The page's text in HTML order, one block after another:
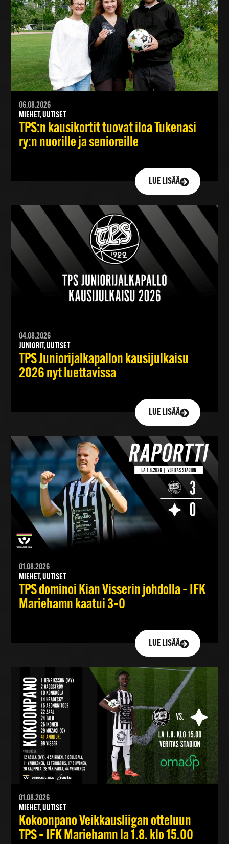
06.08.2026
MIEHET, UUTISET
TPS:n kausikortit tuovat iloa Tukenasi
ry:n nuorille ja senioreille
LUE LISÄÄ
04.08.2026
JUNIORIT, UUTISET
TPS Juniorijalkapallon kausijulkaisu
2026 nyt luettavissa
LUE LISÄÄ
01.08.2026
MIEHET, UUTISET
TPS dominoi Kian Visserin johdolla – IFK
Mariehamn kaatui 3–0
LUE LISÄÄ
01.08.2026
MIEHET, UUTISET
Kokoonpano Veikkausliigan otteluun
TPS – IFK Mariehamn la 1.8. klo 15.00